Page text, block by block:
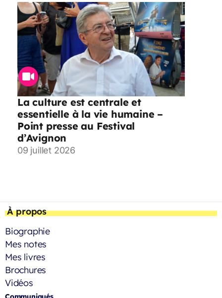
La culture est centrale et
essentielle à la vie humaine –
Point presse au Festival
d’Avignon
09 juillet 2026
À propos
Biographie
Mes notes
Mes livres
Brochures
Vidéos